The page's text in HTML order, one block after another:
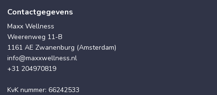
Contactgegevens
Maxx Wellness
Weerenweg 11-B
1161 AE Zwanenburg (Amsterdam)
info@maxxwellness.nl
+31 204970819
KvK nummer: 66242533